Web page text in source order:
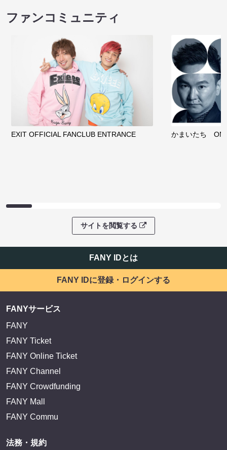
ファンコミュニティ
EXIT OFFICIAL FANCLUB ENTRANCE かまいたち
サイトを閲覧する
FANY IDとは
FANY IDに登録・ログインする
FANYサービス
FANY
FANY Ticket
FANY Online Ticket
FANY Channel
FANY Crowdfunding
FANY Mall
FANY Commu
法務・規約